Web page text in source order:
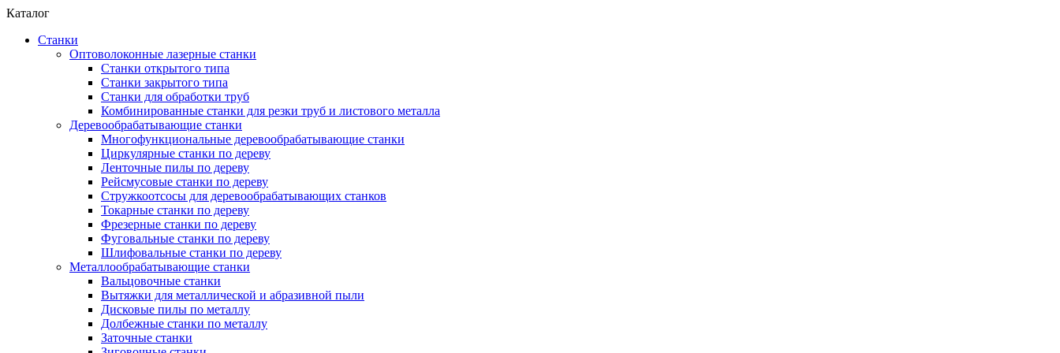
Каталог
Станки
Оптоволоконные лазерные станки
Станки открытого типа
Станки закрытого типа
Станки для обработки труб
Комбинированные станки для резки труб и листового металла
Деревообрабатывающие станки
Многофункциональные деревообрабатывающие станки
Циркулярные станки по дереву
Ленточные пилы по дереву
Рейсмусовые станки по дереву
Стружкоотсосы для деревообрабатывающих станков
Токарные станки по дереву
Фрезерные станки по дереву
Фуговальные станки по дереву
Шлифовальные станки по дереву
Металлообрабатывающие станки
Вальцовочные станки
Вытяжки для металлической и абразивной пыли
Дисковые пилы по металлу
Долбежные станки по металлу
Заточные станки